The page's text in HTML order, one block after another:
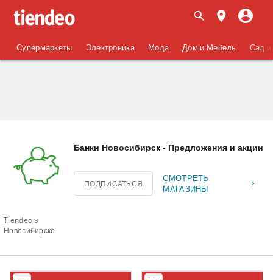
Супермаркеты Электроника Мода Дом и Мебель Сад и
Tiendeo в
Новосибирске
Банки Новосибирск - Предложения и акции
ПОДПИСАТЬСЯ
СМОТРЕТЬ
МАГАЗИНЫ